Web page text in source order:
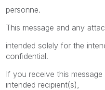
personne.
This message and any
intended solely for the
confidential.
If you receive this
intended recipient(s),